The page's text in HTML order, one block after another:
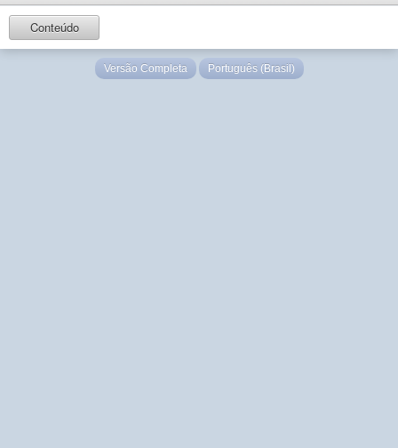
Conteúdo
Versão Completa Português (Brasil)